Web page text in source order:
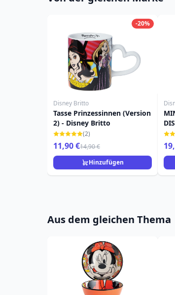
-20%
Disney Britto
Tasse Prinzessinnen (Version
2) - Disney Britto
(2)
11,90 €14,90 €
Hinzufügen
Aus dem gleichen Thema